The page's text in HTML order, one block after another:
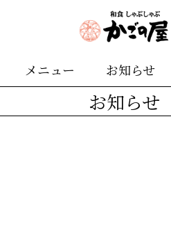
メニュー お知らせ
お知らせ